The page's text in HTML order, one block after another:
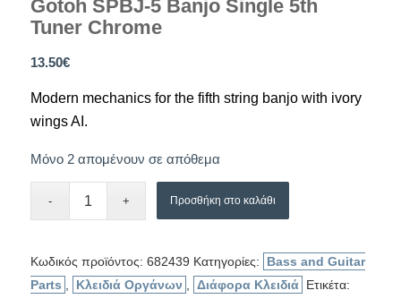
Gotoh SPBJ-5 Banjo Single 5th
Tuner Chrome
13.50€
Modern mechanics for the fifth string banjo with ivory
wings AI.
Μόνο 2 απομένουν σε απόθεμα
Προσθήκη στο καλάθι
Κωδικός προϊόντος: 682439 Κατηγορίες:
Bass and Guitar
Parts
Κλειδιά Οργάνων Διάφορα Κλειδιά Ετικέτα: